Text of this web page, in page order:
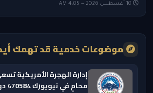
موضوعات خدمية قد تهمك
إدارة الهجرة الأمريكية
محامٍ في نيويورك 470584 دولاراً